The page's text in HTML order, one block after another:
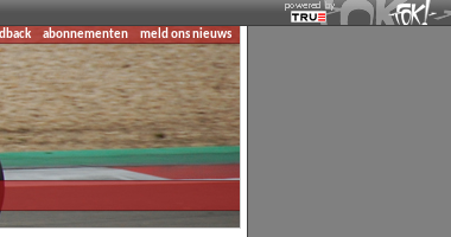
abonnementen meld ons nieuws